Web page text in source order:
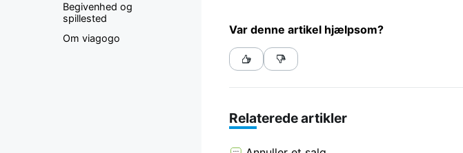
Begivenhed og
spillested
Om viagogo
Var denne artikel hjælpsom?
Relaterede artikler